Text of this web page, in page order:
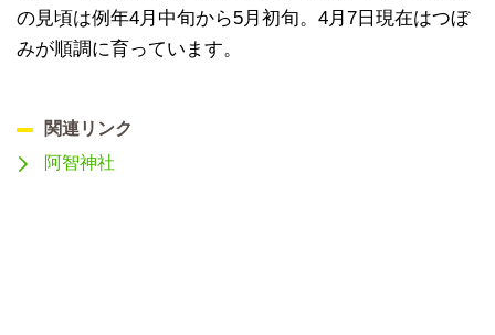
の見頃は例年4月中旬から5月初旬。4月7日現在はつぼ
みが順調に育っています。
関連リンク
阿智神社